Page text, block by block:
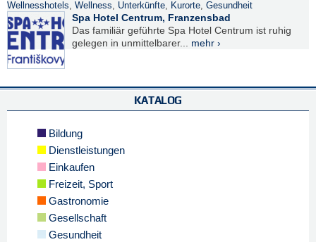
Wellnesshotels, Wellness, Unterkünfte, Kurorte, Gesundheit
Spa Hotel Centrum, Franzensbad
Das familiär geführte Spa Hotel Centrum ist ruhig
gelegen in unmittelbarer... mehr ›
KATALOG
Bildung
Dienstleistungen
Einkaufen
Freizeit, Sport
Gastronomie
Gesellschaft
Gesundheit